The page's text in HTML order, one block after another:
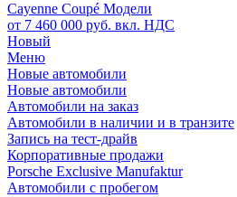
Cayenne Coupé Модели
от 7 460 000 руб. вкл. НДС
Новый
Меню
Новые автомобили
Новые автомобили
Автомобили на заказ
Автомобили в наличии и в транзите
Запись на тест-драйв
Корпоративные продажи
Porsche Exclusive Manufaktur
Автомобили с пробегом